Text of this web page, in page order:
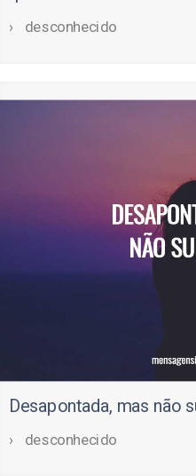
desconhecido
Desapontada, mas não
desconhecido